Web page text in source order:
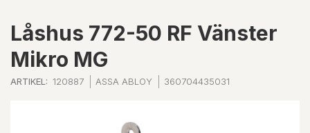
Låshus 772-50 RF Vänster
Mikro MG
ARTIKEL: 120887 ASSA ABLOY 360704435031